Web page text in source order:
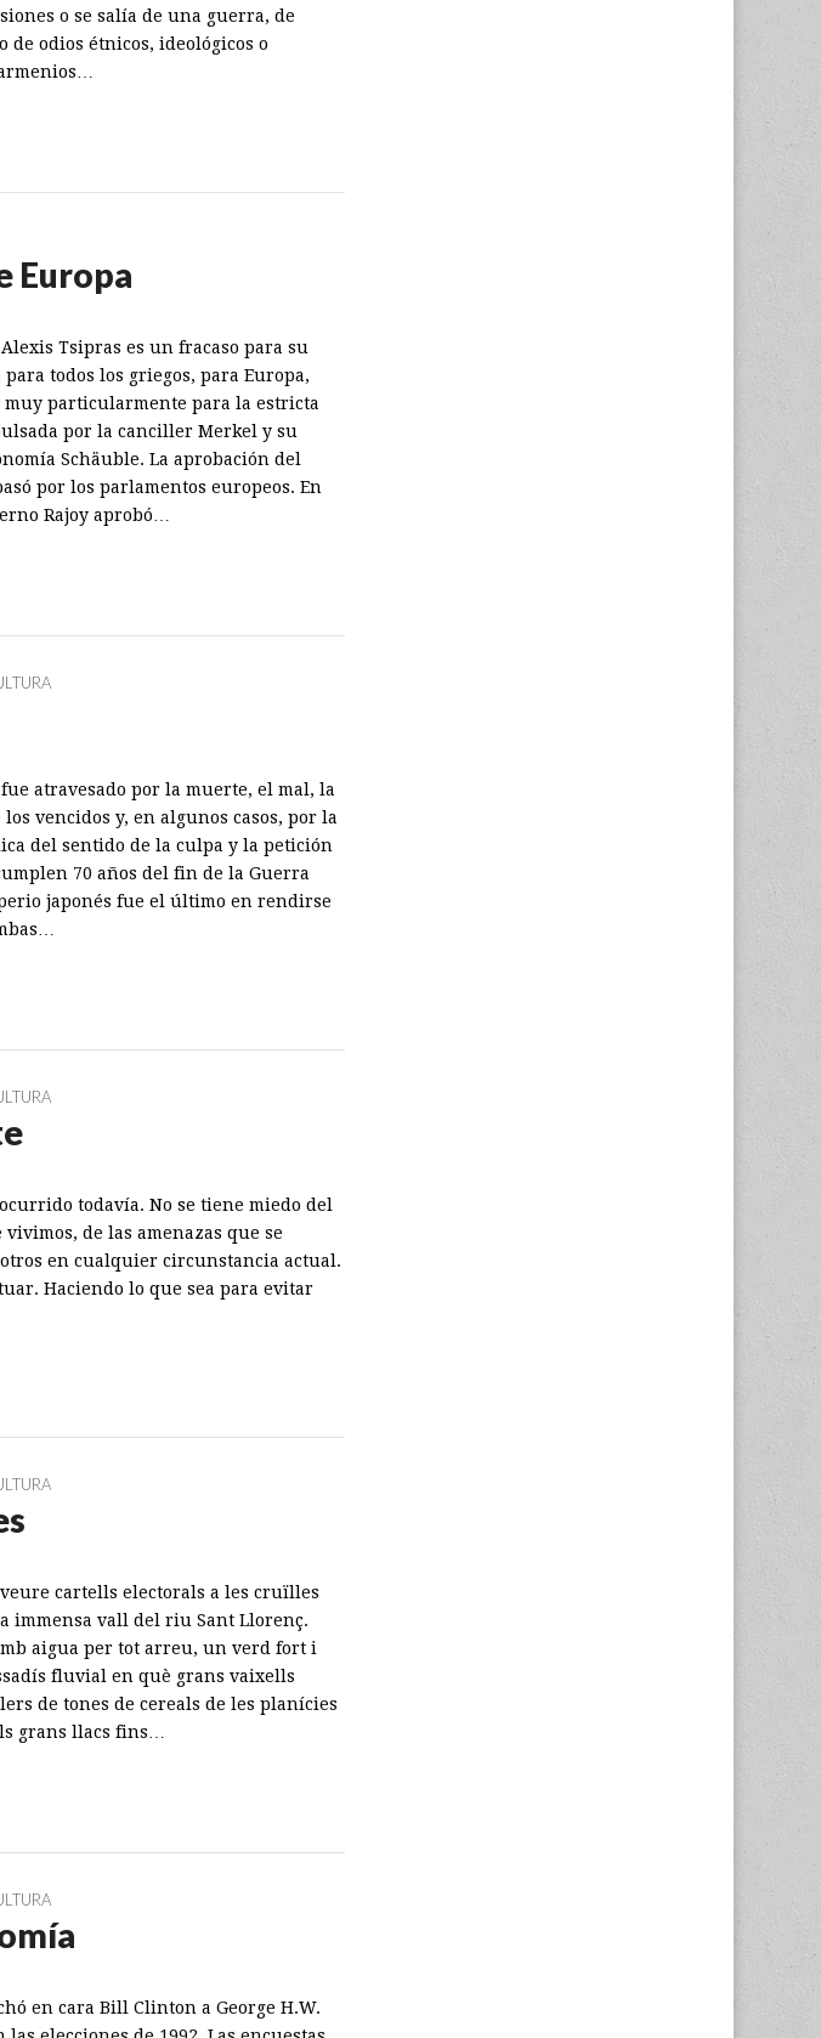
o se salía de una guerra, de
de odios étnicos, ideológicos o
Europa
Tsipras es un fracaso para su
todos los griegos, para Europa,
particularmente para la estricta
por la canciller Merkel y su
Schäuble. La aprobación del
por los parlamentos europeos. En
Rajoy aprobó…
atravesado por la muerte, el mal, la
vencidos y, en algunos ­casos, por la
del sentido de la culpa y la petición
70 años del fin de la Guerra
japonés fue el ­último en rendirse
todavía. No se tiene miedo del
de las amenazas que se
en cualquier circunstancia actual.
Haciendo lo que sea para evitar
veure cartells electorals a les cruïlles
immensa vall del riu Sant Llorenç.
aigua per tot arreu, un verd fort i
fluvial en què grans vaixells
de tones de cereals de les planícies
grans llacs fins…
en cara Bill Clinton a George H.W.